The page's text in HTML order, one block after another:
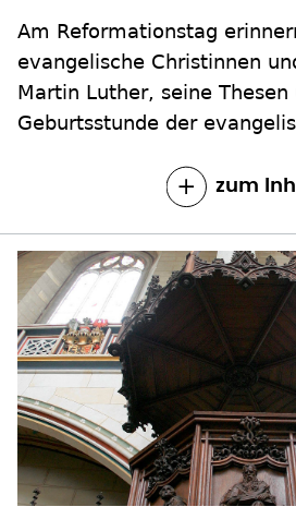
Am Reformationstag
evangelische Christinnen
Martin Luther, seine Thesen
Geburtsstunde der
zum